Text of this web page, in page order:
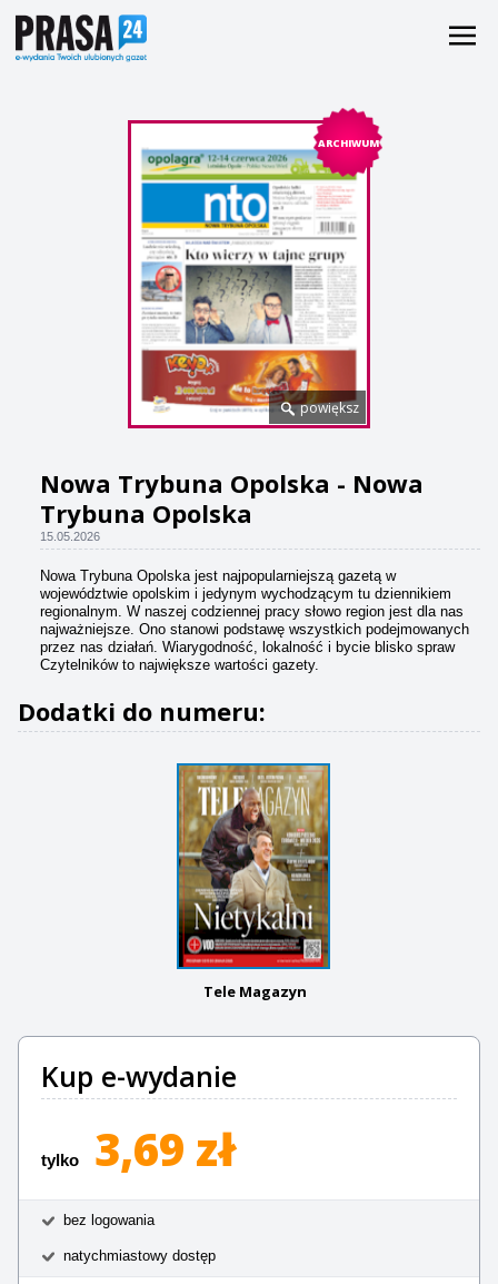
ARCHIWUM
powiększ
Nowa Trybuna Opolska - Nowa
Trybuna Opolska
15.05.2026
Nowa Trybuna Opolska jest najpopularniejszą gazetą w
województwie opolskim i jedynym wychodzącym tu dziennikiem
regionalnym. W naszej codziennej pracy słowo region jest dla nas
najważniejsze. Ono stanowi podstawę wszystkich podejmowanych
przez nas działań. Wiarygodność, lokalność i bycie blisko spraw
Czytelników to największe wartości gazety.
Dodatki do numeru:
Tele Magazyn
Kup e-wydanie
tylko 3,69 zł
bez logowania
natychmiastowy dostęp